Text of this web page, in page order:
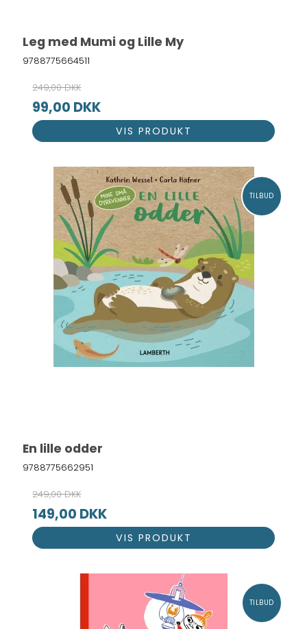
Leg med Mumi og Lille My
9788775664511
249,00 DKK
99,00 DKK
VIS PRODUKT
TILBUD
En lille odder
9788775662951
249,00 DKK
149,00 DKK
VIS PRODUKT
TILBUD